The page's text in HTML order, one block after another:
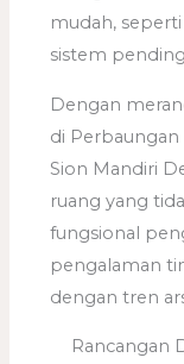
mudah,
sistem
Dengan
di
Sion Mandiri
ruang yang
fungsional
pengalaman
dengan tren
Rancangan